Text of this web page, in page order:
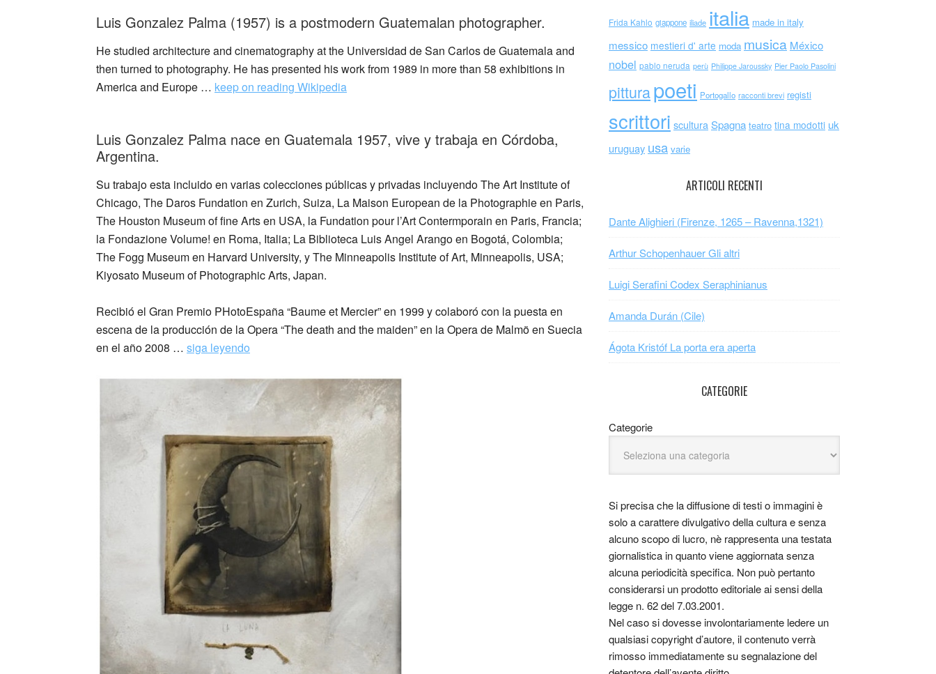
Luis Gonzalez Palma (1957) is a postmodern Guatemalan photographer.
He studied architecture and cinematography at the Universidad de San Carlos de Guatemala and
then turned to photography. He has presented his work from 1989 in more than 58 exhibitions in
America and Europe … keep on reading Wikipedia
Luis Gonzalez Palma nace en Guatemala 1957, vive y trabaja en Córdoba,
Argentina.
Su trabajo esta incluido en varias colecciones públicas y privadas incluyendo The Art Institute of
Chicago, The Daros Fundation en Zurich, Suiza, La Maison European de la Photographie en Paris,
The Houston Museum of fine Arts en USA, la Fundation pour l’Art Contermporain en Paris, Francia;
la Fondazione Volume! en Roma, Italia; La Biblioteca Luis Angel Arango en Bogotá, Colombia;
The Fogg Museum en Harvard University, y The Minneapolis Institute of Art, Minneapolis, USA;
Kiyosato Museum of Photographic Arts, Japan.
Recibió el Gran Premio PHotoEspaña “Baume et Mercier” en 1999 y colaboró con la puesta en
escena de la producción de la Opera “The death and the maiden” en la Opera de Malmö en Suecia
en el año 2008 … siga leyendo
Frida Kahlo giappone iliade italia made in italy
messico mestieri d' arte moda musica México
nobel pablo neruda perù Philippe Jaroussky Pier Paolo Pasolini
pitturapoeti Portogallo racconti brevi registi
scrittori scultura Spagna teatro tina modotti uk
uruguay usa varie
ARTICOLI RECENTI
Dante Alighieri (Firenze, 1265 – Ravenna,1321)
Arthur Schopenhauer Gli altri
Luigi Serafini Codex Seraphinianus
Amanda Durán (Cile)
Ágota Kristóf La porta era aperta
CATEGORIE
Categorie
Si precisa che la diffusione di testi o immagini è
solo a carattere divulgativo della cultura e senza
alcuno scopo di lucro, nè rappresenta una testata
giornalistica in quanto viene aggiornata senza
alcuna periodicità specifica. Non può pertanto
considerarsi un prodotto editoriale ai sensi della
legge n. 62 del 7.03.2001.
Nel caso si dovesse involontariamente ledere un
qualsiasi copyright d’autore, il contenuto verrà
rimosso immediatamente su segnalazione del